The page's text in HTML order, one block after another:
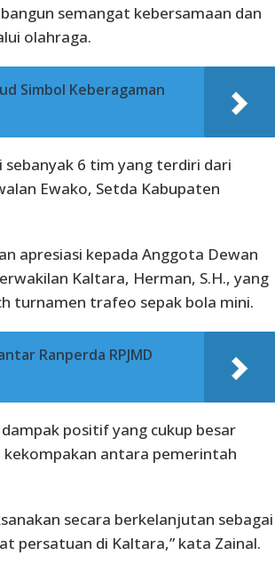
semangat kebersamaan dan
olahraga.
Simbol Keberagaman
6 tim yang terdiri dari
Ewako, Setda Kabupaten
apresiasi kepada Anggota Dewan
Kaltara, Herman, S.H., yang
turnamen trafeo sepak bola mini.
Ranperda RPJMD
positif yang cukup besar
antara pemerintah
secara berkelanjutan sebagai
persatuan di Kaltara,” kata Zainal.